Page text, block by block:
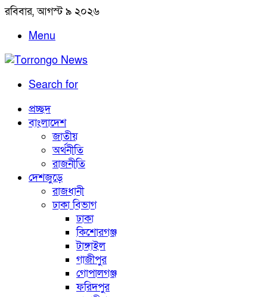
রবিবার, আগস্ট ৯ ২০২৬
Menu
Search for
প্রচ্ছদ
বাংলাদেশ
জাতীয়
অর্থনীতি
রাজনীতি
দেশজুড়ে
রাজধানী
ঢাকা বিভাগ
ঢাকা
কিশোরগঞ্জ
টাঙ্গাইল
গাজীপুর
গোপালগঞ্জ
ফরিদপুর